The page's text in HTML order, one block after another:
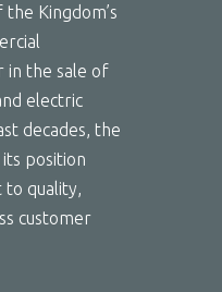
Kingdom’s
in the sale of
electric
decades, the
position
quality,
customer